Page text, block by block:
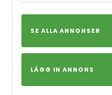
SE ALLA ANNONSER
LÄGG IN ANNONS